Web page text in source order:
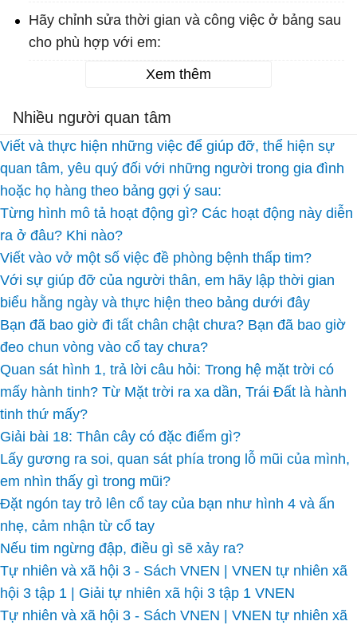
Hãy chỉnh sửa thời gian và công việc ở bảng sau
cho phù hợp với em:
Xem thêm
Nhiều người quan tâm
Viết và thực hiện những việc để giúp đỡ, thể hiện sự
quan tâm, yêu quý đối với những người trong gia đình
hoặc họ hàng theo bảng gợi ý sau:
Từng hình mô tả hoạt động gì? Các hoạt động này diễn
ra ở đâu? Khi nào?
Viết vào vở một số việc đề phòng bệnh thấp tim?
Với sự giúp đỡ của người thân, em hãy lập thời gian
biểu hằng ngày và thực hiện theo bảng dưới đây
Bạn đã bao giờ đi tất chân chật chưa? Bạn đã bao giờ
đeo chun vòng vào cổ tay chưa?
Quan sát hình 1, trả lời câu hỏi: Trong hệ mặt trời có
mấy hành tinh? Từ Mặt trời ra xa dần, Trái Đất là hành
tinh thứ mấy?
Giải bài 18: Thân cây có đặc điểm gì?
Lấy gương ra soi, quan sát phía trong lỗ mũi của mình,
em nhìn thấy gì trong mũi?
Đặt ngón tay trỏ lên cổ tay của bạn như hình 4 và ấn
nhẹ, cảm nhận từ cổ tay
Nếu tim ngừng đập, điều gì sẽ xảy ra?
Tự nhiên và xã hội 3 - Sách VNEN | VNEN tự nhiên xã
hội 3 tập 1 | Giải tự nhiên xã hội 3 tập 1 VNEN
Tự nhiên và xã hội 3 - Sách VNEN | VNEN tự nhiên xã